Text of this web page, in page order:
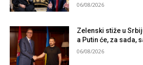
06/08/2026
Zelenski stiže u
a Putin će, za sada,
06/08/2026